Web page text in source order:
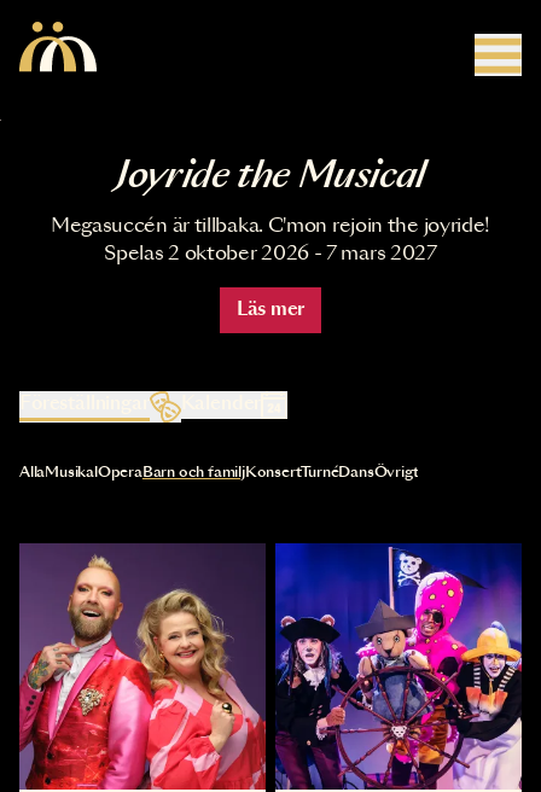
Joyride the Musical
Megasuccén är tillbaka. C'mon rejoin the joyride!
Spelas 2 oktober 2026 - 7 mars 2027
Läs mer
Kalender
Val av kategori uppdaterar innehållet automatiskt
AllaMusikal OperaBarn och familjKonsertTurnéDansÖvrigt